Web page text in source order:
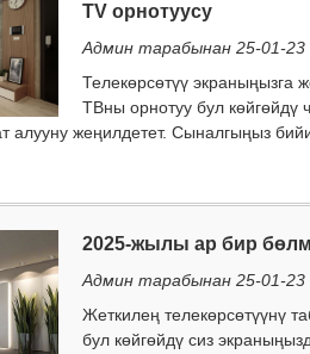
TV орнотуусу
Админ тарабынан 25-01-23
Телекөрсөтүү экраныңызга
ТВны орнотуу бул көйгөйдү
алууну жеңилдетет. Сыналгыңыз
2025-жылы ар бир
Админ тарабынан 25-01-23
Жеткилең телекөрсөтүүнү
бул көйгөйдү сиз